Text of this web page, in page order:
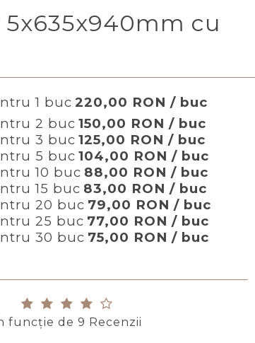
cu
1 buc 220,00 RON / buc
2 buc 150,00 RON / buc
3 buc 125,00 RON / buc
5 buc 104,00 RON / buc
10 buc 88,00 RON / buc
15 buc 83,00 RON / buc
20 buc 79,00 RON / buc
25 buc 77,00 RON / buc
30 buc 75,00 RON / buc
funcţie de 9 Recenzii